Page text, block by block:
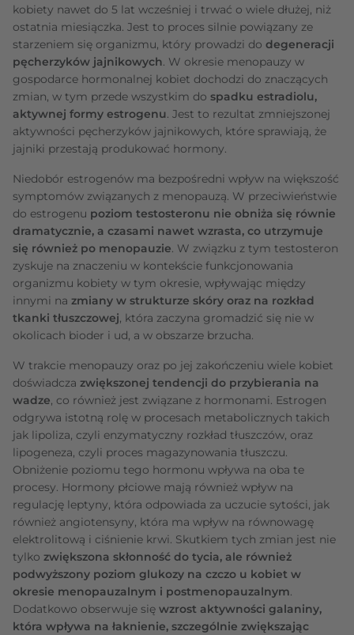
kobiety nawet do 5 lat wcześniej i trwać o wiele dłużej, niż
ostatnia miesiączka. Jest to proces silnie powiązany ze
starzeniem się organizmu, który prowadzi do degeneracji
pęcherzyków jajnikowych. W okresie menopauzy w
gospodarce hormonalnej kobiet dochodzi do znaczących
zmian, w tym przede wszystkim do spadku estradiolu,
aktywnej formy estrogenu. Jest to rezultat zmniejszonej
aktywności pęcherzyków jajnikowych, które sprawiają, że
jajniki przestają produkować hormony.
Niedobór estrogenów ma bezpośredni wpływ na większość
symptomów związanych z menopauzą. W przeciwieństwie
do estrogenu poziom testosteronu nie obniża się równie
dramatycznie, a czasami nawet wzrasta, co utrzymuje
się również po menopauzie. W związku z tym testosteron
zyskuje na znaczeniu w kontekście funkcjonowania
organizmu kobiety w tym okresie, wpływając między
innymi na zmiany w strukturze skóry oraz na rozkład
tkanki tłuszczowej, która zaczyna gromadzić się nie w
okolicach bioder i ud, a w obszarze brzucha.
W trakcie menopauzy oraz po jej zakończeniu wiele kobiet
doświadcza zwiększonej tendencji do przybierania na
wadze, co również jest związane z hormonami. Estrogen
odgrywa istotną rolę w procesach metabolicznych takich
jak lipoliza, czyli enzymatyczny rozkład tłuszczów, oraz
lipogeneza, czyli proces magazynowania tłuszczu.
Obniżenie poziomu tego hormonu wpływa na oba te
procesy. Hormony płciowe mają również wpływ na
regulację leptyny, która odpowiada za uczucie sytości, jak
również angiotensyny, która ma wpływ na równowagę
elektrolitową i ciśnienie krwi. Skutkiem tych zmian jest nie
tylko zwiększona skłonność do tycia, ale również
podwyższony poziom glukozy na czczo u kobiet w
okresie menopauzalnym i postmenopauzalnym.
Dodatkowo obserwuje się wzrost aktywności galaniny,
która wpływa na łaknienie, szczególnie zwiększając